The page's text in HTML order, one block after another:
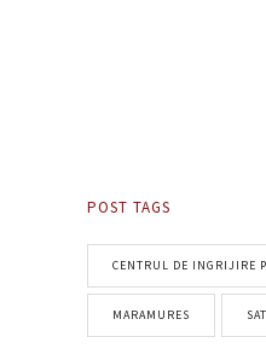
POST TAGS
CENTRUL DE INGRIJIRE
MARAMURES